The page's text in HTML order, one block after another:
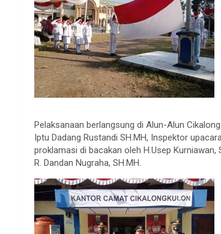
Pelaksanaan berlangsung di Alun-Alun
Iptu Dadang Rustandi SH.MH, Inspektor
proklamasi di bacakan oleh H.Usep
R. Dandan Nugraha, SH.MH.